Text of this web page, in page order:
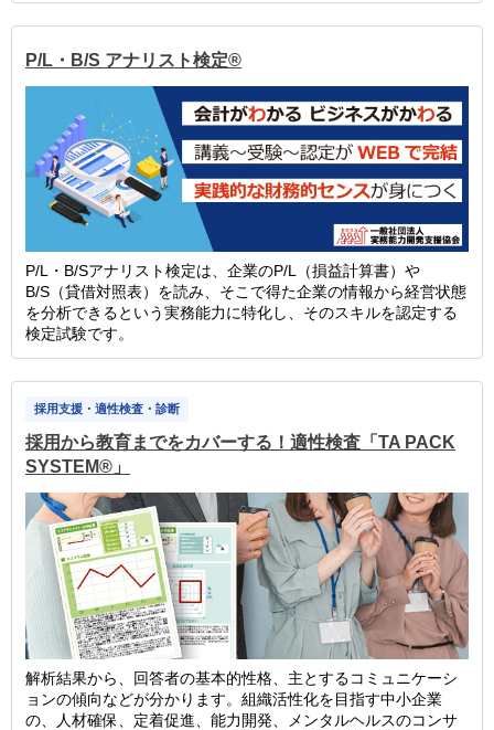
P/L・B/S アナリスト検定®
P/L・B/Sアナリスト検定は、企業のP/L（損益計算書）や
B/S（貸借対照表）を読み、そこで得た企業の情報から経営状態
を分析できるという実務能力に特化し、そのスキルを認定する
検定試験です。
採用支援・適性検査・診断
採用から教育までをカバーする！適性検査「TA PACK
SYSTEM®」
解析結果から、回答者の基本的性格、主とするコミュニケーシ
ョンの傾向などが分かります。組織活性化を目指す中小企業
の、人材確保、定着促進、能力開発、メンタルヘルスのコンサ